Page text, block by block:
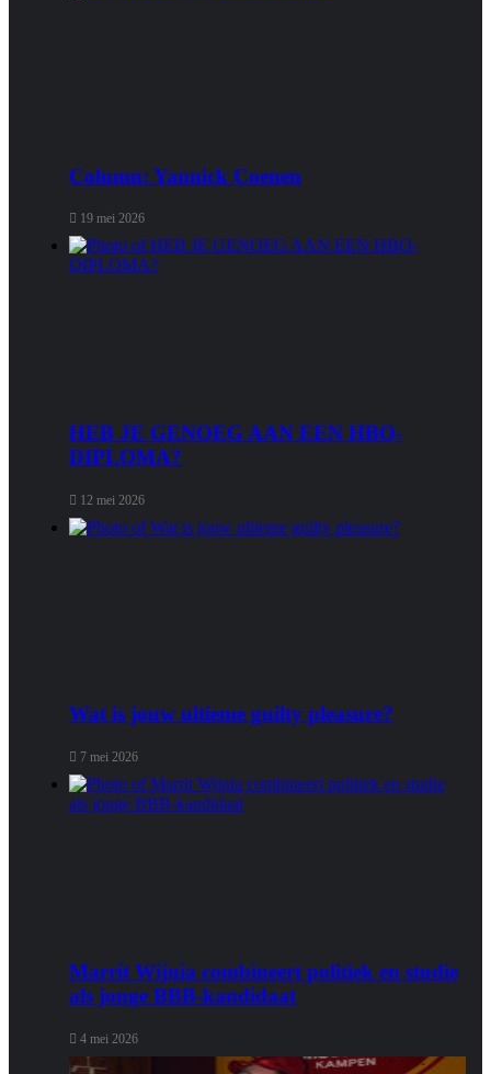
Column: Yannick Coenen
19 mei 2026
HEB JE GENOEG AAN EEN HBO-
DIPLOMA?
12 mei 2026
Wat is jouw ultieme guilty pleasure?
7 mei 2026
Marrit Wijnia combineert politiek en studie
als jonge BBB‑kandidaat
4 mei 2026